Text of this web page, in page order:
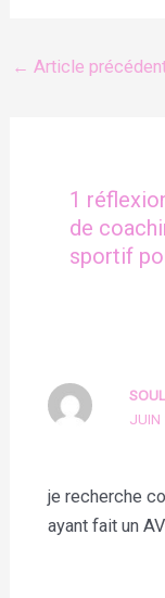
← Article
1
de
sportif
je recherche
ayant fait un